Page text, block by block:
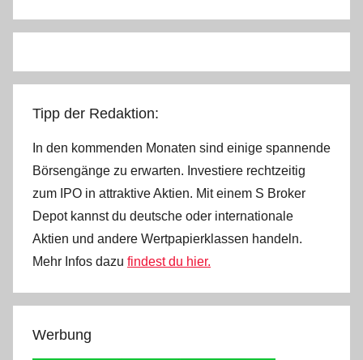
Tipp der Redaktion:
In den kommenden Monaten sind einige spannende
Börsengänge zu erwarten. Investiere rechtzeitig
zum IPO in attraktive Aktien. Mit einem S Broker
Depot kannst du deutsche oder internationale
Aktien und andere Wertpapierklassen handeln.
Mehr Infos dazu findest du hier.
Werbung